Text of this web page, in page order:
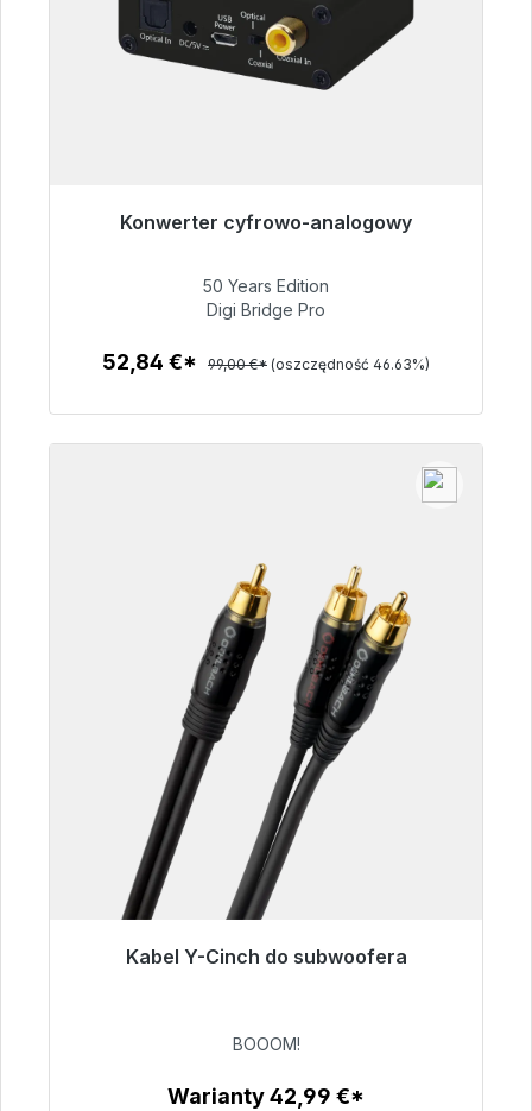
Konwerter cyfrowo-analogowy
Gotowy do natychmiastowej wysyłki, czas
52,84 €
50 Years Edition
Digi Bridge Pro
52,84 €* 99,00 €* (oszczędność 46.63%)
Kabel Y-Cinch do subwoofera
Gotowy do natychmiastowej wysyłki, czas
53,49 €
BOOOM!
Warianty 42,99 €*